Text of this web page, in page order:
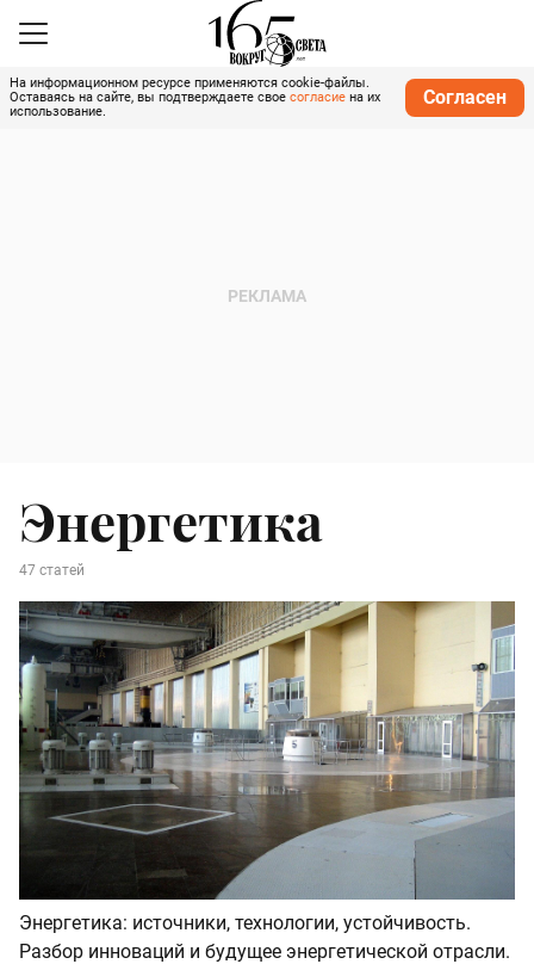
На информационном ресурсе применяются cookie-файлы.
Оставаясь на сайте, вы подтверждаете свое согласие на их
использование.
Согласен
Энергетика
47 статей
Энергетика: источники, технологии, устойчивость.
Разбор инноваций и будущее энергетической отрасли.